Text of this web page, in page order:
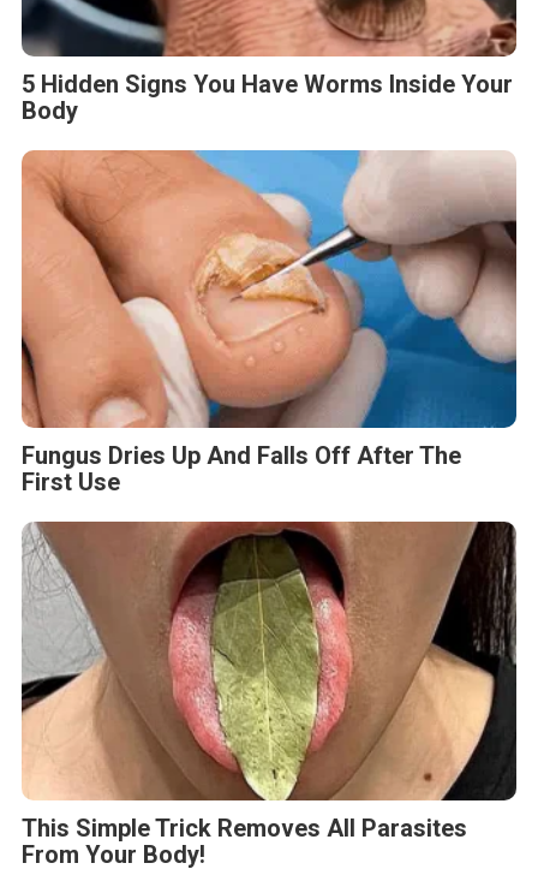
5 Hidden Signs You Have Worms Inside Your
Body
Fungus Dries Up And Falls Off After The
First Use
This Simple Trick Removes All Parasites
From Your Body!